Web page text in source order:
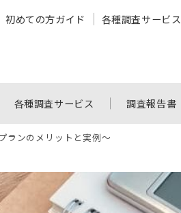
各種調査サービス 調査報告書
初めての方ガイド 各種調査サービス
ランのメリットと実例～